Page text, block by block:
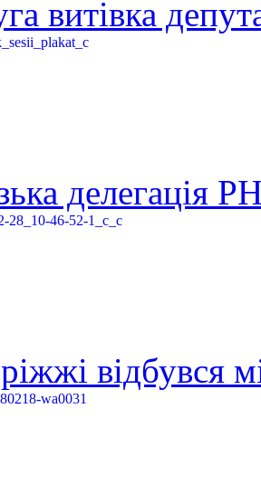
витівка
делегація
відбувся